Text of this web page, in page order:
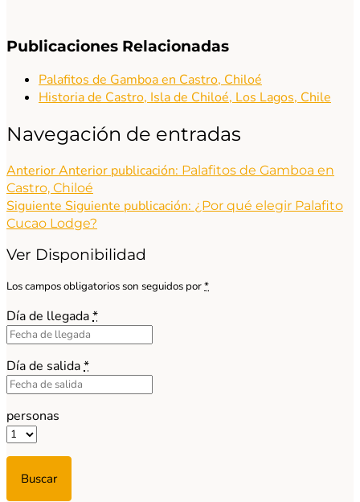
Publicaciones Relacionadas
Palafitos de Gamboa en Castro, Chiloé
Historia de Castro, Isla de Chiloé, Los Lagos, Chile
Navegación de entradas
AnteriorAnterior publicación: Palafitos de Gamboa en
Castro, Chiloé
Siguiente Siguiente publicación: ¿Por qué elegir Palafito
Cucao Lodge?
Ver Disponibilidad
Los campos obligatorios son seguidos por*
Día de llegada*
Día de salida*
personas